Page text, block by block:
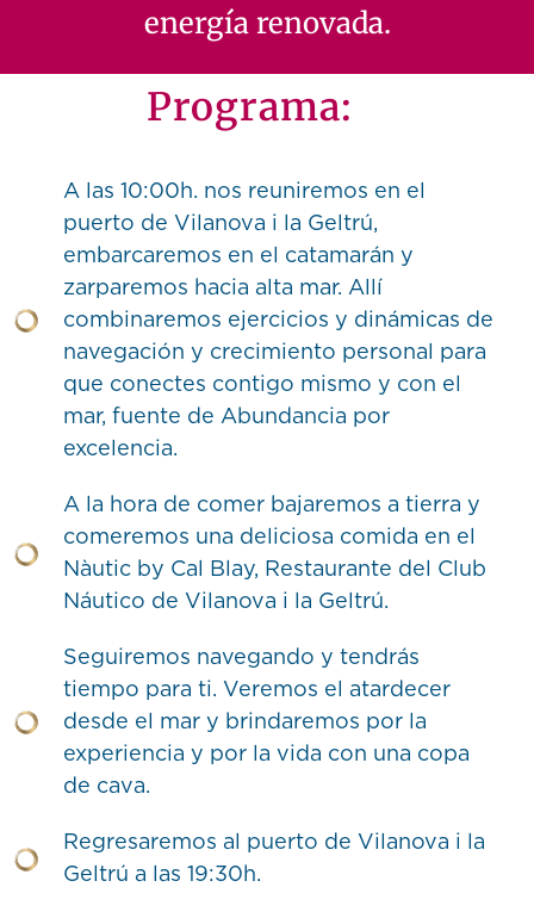
energía renovada.
Programa:
A las 10:00h. nos reuniremos en el
puerto de Vilanova i la Geltrú,
embarcaremos en el catamarán y
zarparemos hacia alta mar. Allí
combinaremos ejercicios y dinámicas de
navegación y crecimiento personal para
que conectes contigo mismo y con el
mar, fuente de Abundancia por
excelencia.​
A la hora de comer bajaremos a tierra y
comeremos una deliciosa comida en el
Nàutic by Cal Blay, Restaurante del Club
Náutico de Vilanova i la Geltrú.
Seguiremos navegando y tendrás
tiempo para ti. Veremos el atardecer
desde el mar y brindaremos por la
experiencia y por la vida con una copa
de cava.
Regresaremos al puerto de Vilanova i la
Geltrú a las 19:30h.